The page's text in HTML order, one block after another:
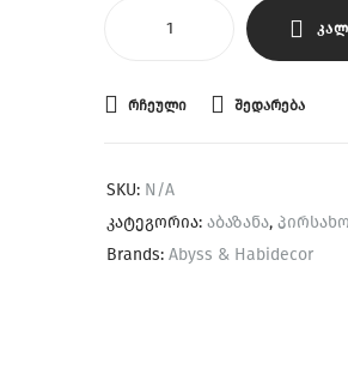
ᲠᲩᲔᲣᲚᲘ ᲨᲔᲓᲐᲠᲔᲑᲐ
SKU: N/A
კატეგორია: აბაზანა,
Brands: Abyss & Habidecor